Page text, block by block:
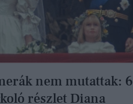
nem mutattak: 6
részlet Diana